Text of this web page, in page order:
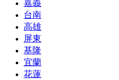
嘉義
台南
高雄
屏東
基隆
宜蘭
花蓮